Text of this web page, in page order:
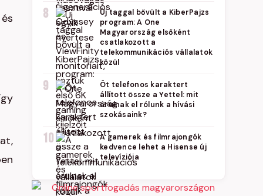
8
Új taggal bővült a KiberPajzs
program: A One
Magyarország elsőként
csatlakozott a
telekommunikációs vállalatok
közül
9
Öt telefonos karaktert
állított össze a Yettel: mit
árulnak el rólunk a hívási
szokásaink?
10
A gamerek és filmrajongók
kedvence lehet a Hisense új
televíziója